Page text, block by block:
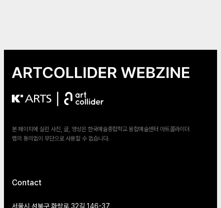
본 페이지에 실린 사진, 글, 영상은 한국예술종합학교 융합예술센터 아트콜라이더
랩의 동의없이 무단으로 사용할 수 없습니다.
Contact
서울시 성북구 화랑로 32길 146-37